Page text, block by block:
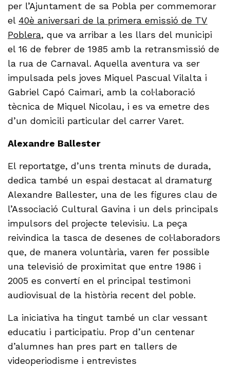
per l’Ajuntament de sa Pobla per commemorar
el 40è aniversari de la primera emissió de TV
Poblera, que va arribar a les llars del municipi
el 16 de febrer de 1985 amb la retransmissió de
la rua de Carnaval. Aquella aventura va ser
impulsada pels joves Miquel Pascual Vilalta i
Gabriel Capó Caimari, amb la col·laboració
tècnica de Miquel Nicolau, i es va emetre des
d’un domicili particular del carrer Varet.
Alexandre Ballester
El reportatge, d’uns trenta minuts de durada,
dedica també un espai destacat al dramaturg
Alexandre Ballester, una de les figures clau de
l’Associació Cultural Gavina i un dels principals
impulsors del projecte televisiu. La peça
reivindica la tasca de desenes de col·laboradors
que, de manera voluntària, varen fer possible
una televisió de proximitat que entre 1986 i
2005 es convertí en el principal testimoni
audiovisual de la història recent del poble.
La iniciativa ha tingut també un clar vessant
educatiu i participatiu. Prop d’un centenar
d’alumnes han pres part en tallers de
videoperiodisme i entrevistes